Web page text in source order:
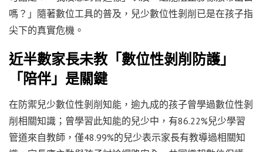
嗎？」隨著數位工具的普及，兒少數位性剝削已是在孩子指
尖下的真實危機。
近半數家長未教「數位性剝削防護」
「陪伴」是關鍵
在防禦兒少數位性剝削知能，逾九成的孩子曾學過數位性剝
削相關知識；曾學習此知能的兒少中，有86.22%兒少學習
管道來自教師，僅48.99%的兒少表示家長有教導過相關知